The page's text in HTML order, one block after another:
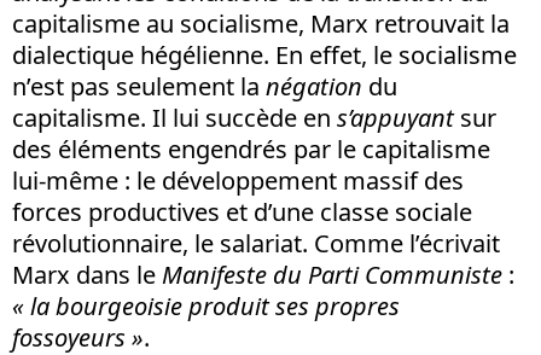
capitalisme au socialisme, Marx retrouvait la
dialectique hégélienne. En effet, le socialisme
n’est pas seulement la négation du
capitalisme. Il lui succède en s’appuyantsur
des éléments engendrés par le capitalisme
lui-même : le développement massif des
forces productives et d’une classe sociale
révolutionnaire, le salariat. Comme l’écrivait
Marx dans leManifeste du Parti Communiste :
« la bourgeoisie produit ses propres
fossoyeurs ».